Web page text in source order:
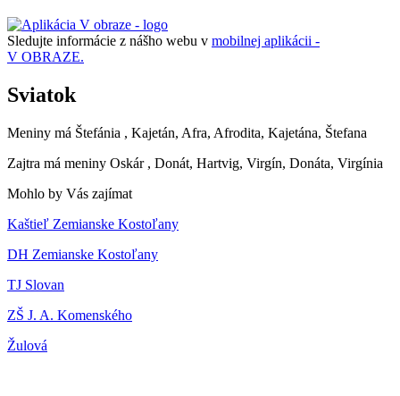
Sledujte informácie z nášho webu v mobilnej aplikácii -
V OBRAZE.
Sviatok
Meniny má Štefánia , Kajetán, Afra, Afrodita, Kajetána, Štefana
Zajtra má meniny Oskár , Donát, Hartvig, Virgín, Donáta, Virgínia
Mohlo by Vás zajímat
Kaštieľ Zemianske Kostoľany
DH Zemianske Kostoľany
TJ Slovan
ZŠ J. A. Komenského
Žulová